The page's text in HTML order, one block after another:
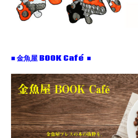
■ 金魚屋 BOOK Café ■